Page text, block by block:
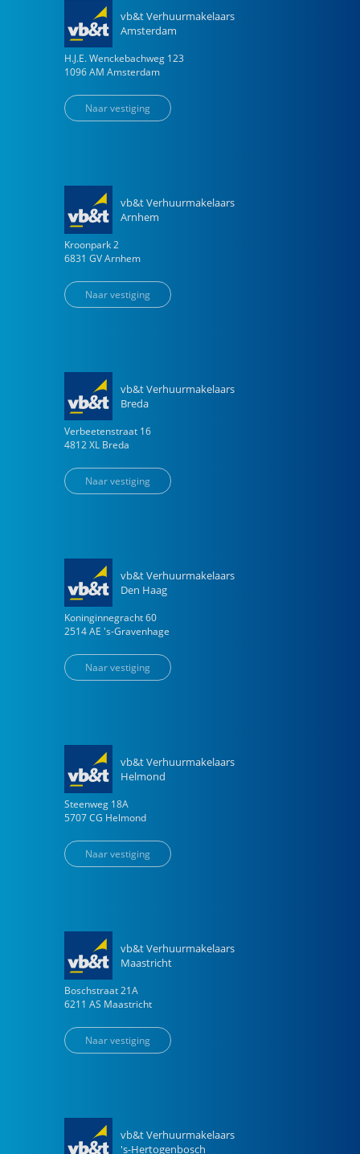
vb&t Verhuurmakelaars
Amsterdam
H.J.E. Wenckebachweg 123
1096 AM Amsterdam
Naar vestiging
vb&t Verhuurmakelaars
Arnhem
Kroonpark 2
6831 GV Arnhem
Naar vestiging
vb&t Verhuurmakelaars
Breda
Verbeetenstraat 16
4812 XL Breda
Naar vestiging
vb&t Verhuurmakelaars
Den Haag
Koninginnegracht 60
2514 AE 's-Gravenhage
Naar vestiging
vb&t Verhuurmakelaars
Helmond
Steenweg 18A
5707 CG Helmond
Naar vestiging
vb&t Verhuurmakelaars
Maastricht
Boschstraat 21A
6211 AS Maastricht
Naar vestiging
vb&t Verhuurmakelaars
's-Hertogenbosch